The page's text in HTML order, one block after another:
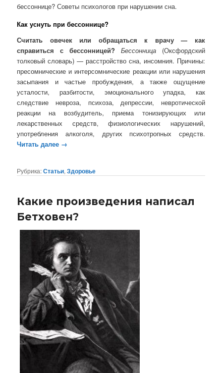
бессоннице? Советы психологов при нарушении сна.
Как уснуть при бессоннице?
Считать овечек или обращаться к врачу — как
справиться с бессонницей?
Бессонница(Оксфордский
толковый словарь) — расстройство сна, инсомния. Причины:
пресомнические и интерсомнические реакции или нарушения
засыпания и частые пробуждения, а также ощущение
усталости, разбитости, эмоционального упадка, как
следствие невроза, психоза, депрессии, невротической
реакции на возбудитель, приема тонизирующих или
лекарственных средств, физиологических нарушений,
употребления алкоголя, других психотропных средств.
Читать далее →
Рубрика:Статьи,Здоровье
Какие произведения написал
Бетховен?